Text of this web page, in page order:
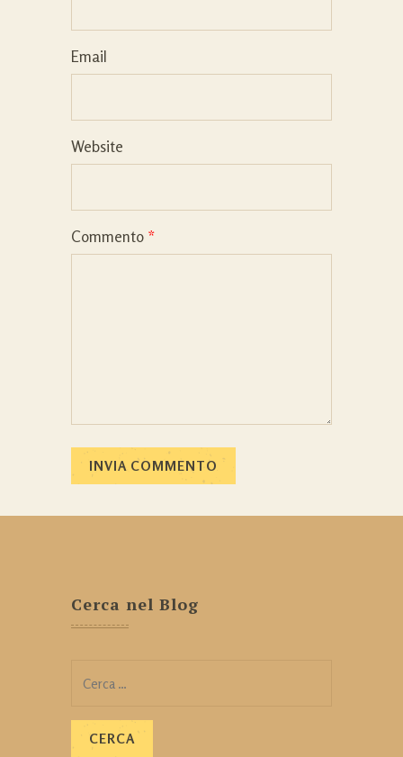
Email
Website
Commento *
Cerca nel Blog